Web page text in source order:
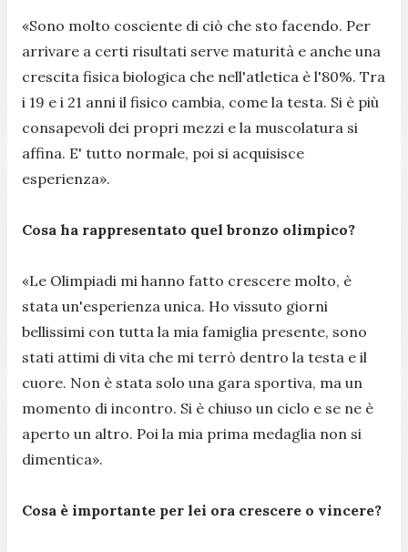
«Sono molto cosciente di ciò che sto facendo. Per
arrivare a certi risultati serve maturità e anche una
crescita fisica biologica che nell'atletica è l'80%. Tra
i 19 e i 21 anni il fisico cambia, come la testa. Si è più
consapevoli dei propri mezzi e la muscolatura si
affina. E' tutto normale, poi si acquisisce
esperienza».
Cosa ha rappresentato quel bronzo olimpico?
«Le Olimpiadi mi hanno fatto crescere molto, è
stata un'esperienza unica. Ho vissuto giorni
bellissimi con tutta la mia famiglia presente, sono
stati attimi di vita che mi terrò dentro la testa e il
cuore. Non è stata solo una gara sportiva, ma un
momento di incontro. Si è chiuso un ciclo e se ne è
aperto un altro. Poi la mia prima medaglia non si
dimentica».
Cosa è importante per lei ora crescere o vincere?